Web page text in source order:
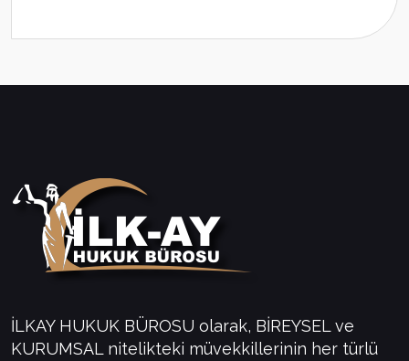
İLKAY HUKUK BÜROSU olarak, BİREYSEL ve
KURUMSAL nitelikteki müvekkillerinin her türlü